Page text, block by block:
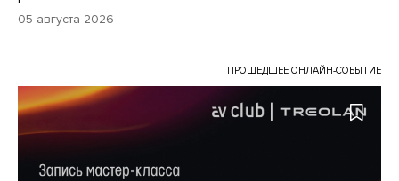
05 августа 2026
ПРОШЕДШЕЕ ОНЛАЙН-СОБЫТИЕ